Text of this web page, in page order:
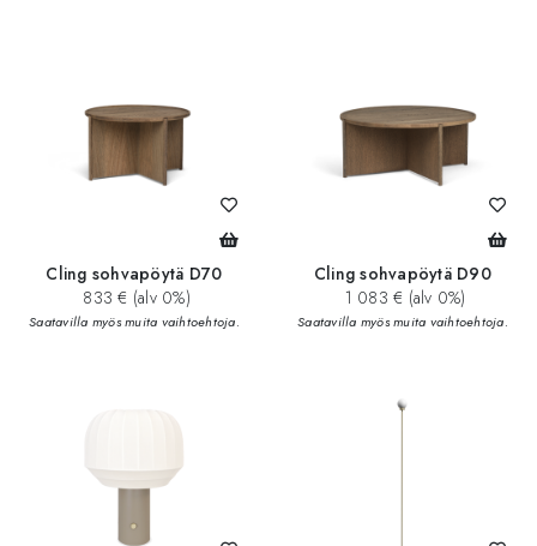
Cling sohvapöytä D70
833 € (alv 0%)
Saatavilla myös muita vaihtoehtoja.
Cling sohvapöytä D90
1 083 € (alv 0%)
Saatavilla myös muita vaihtoehtoja.